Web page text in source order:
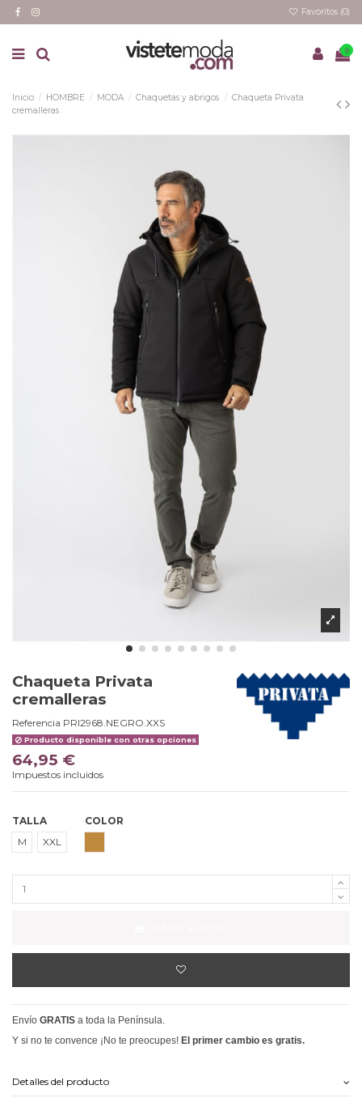
Favoritos (0)
0
Inicio HOMBRE MODA Chaquetas y abrigos
Chaqueta Privata
cremalleras
Chaqueta Privata
cremalleras
Referencia PRI2968.NEGRO.XXS
Producto disponible con otras opciones
64,95 €
Impuestos incluidos
TALLA
M
XXL
COLOR
Envío GRATIS a toda la Península.
Y si no te convence ¡No te preocupes! El primer cambio es gratis.
Detalles del producto